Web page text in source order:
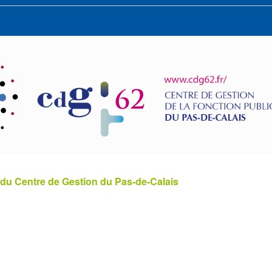
Centre de Gestion du Pas-de-Calais